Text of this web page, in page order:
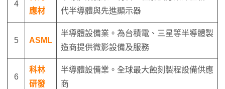
4
應材
代半導體與先進顯示器
5 ASML
半導體設備業。為台積電、三星等半導體製
造商提供微影設備及服務
6
科林
研發
半導體設備業。全球最大蝕刻製程設備供應
商